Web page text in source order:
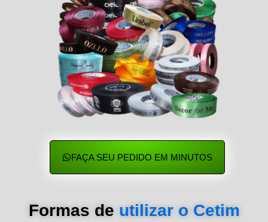
FAÇA SEU PEDIDO EM MINUTOS
Formas de utilizar o Cetim